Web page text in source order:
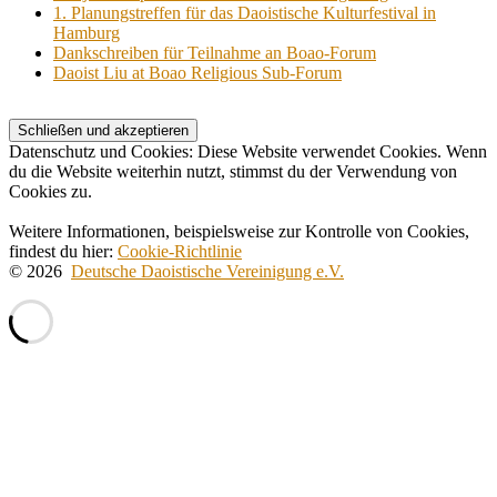
1. Planungstreffen für das Daoistische Kulturfestival in
Hamburg
Dankschreiben für Teilnahme an Boao-Forum
Daoist Liu at Boao Religious Sub-Forum
Datenschutz und Cookies: Diese Website verwendet Cookies. Wenn
du die Website weiterhin nutzt, stimmst du der Verwendung von
Cookies zu.
Weitere Informationen, beispielsweise zur Kontrolle von Cookies,
findest du hier: Cookie-Richtlinie
© 2026 Deutsche Daoistische Vereinigung e.V.